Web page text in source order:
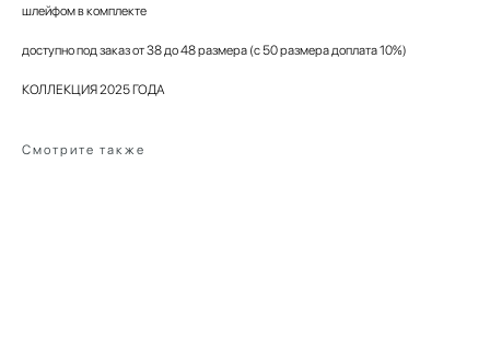
шлейфом в комплекте
доступно под заказ от 38 до 48 размера (с 50 размера доплата 10%)
КОЛЛЕКЦИЯ 2025 ГОДА
Смотрите также